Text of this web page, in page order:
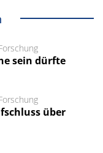
sein dürfte
über